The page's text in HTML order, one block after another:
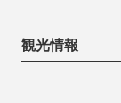
観光情報